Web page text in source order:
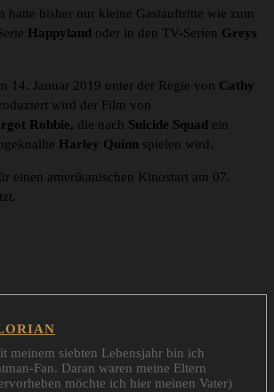
hatte bisher nur kleine Gastauftritte wie zum
Happyland oder in den TV-Serien Greys
14. Januar 2019 unter der Regie von Cathy
wird der Film von
Robbie, die nach Suicide Squad ein
Harley Quinn spielen wird.
einen amerikanischen Kinostart am 07.
meinem siebten Lebensjahr bin ich
Fan. Daran waren meine Eltern
möchte ich hier meinen Vater)